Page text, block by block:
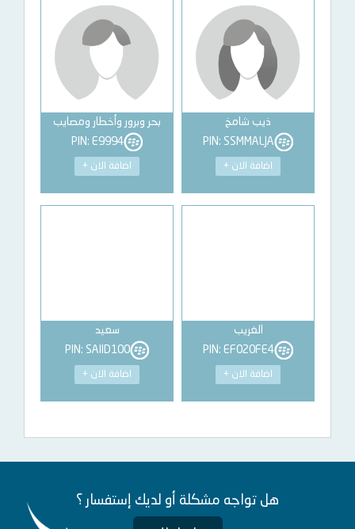
ذيب شامخ
PIN: SSMMALJA
اضافة الان +
بحر وبرور وأخطار ومصايب
PIN: E9994
اضافة الان +
الغريب
PIN: EF020FE4
اضافة الان +
سعيد
PIN: SAIID100
اضافة الان +
هل تواجه مشكلة أو لديك إستفسار ؟